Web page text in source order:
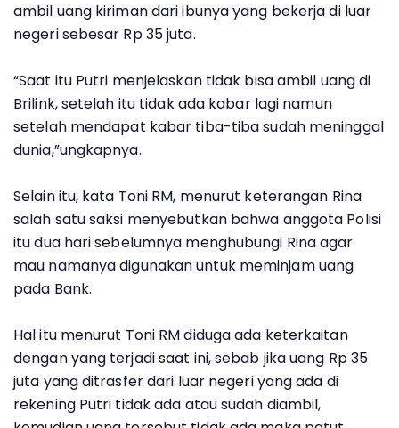
ambil uang kiriman dari ibunya yang bekerja di luar
negeri sebesar Rp 35 juta.
“Saat itu Putri menjelaskan tidak bisa ambil uang di
Brilink, setelah itu tidak ada kabar lagi namun
setelah mendapat kabar tiba-tiba sudah meninggal
dunia,”ungkapnya.
Selain itu, kata Toni RM, menurut keterangan Rina
salah satu saksi menyebutkan bahwa anggota Polisi
itu dua hari sebelumnya menghubungi Rina agar
mau namanya digunakan untuk meminjam uang
pada Bank.
Hal itu menurut Toni RM diduga ada keterkaitan
dengan yang terjadi saat ini, sebab jika uang Rp 35
juta yang ditrasfer dari luar negeri yang ada di
rekening Putri tidak ada atau sudah diambil,